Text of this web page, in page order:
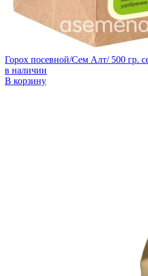
Горох посевной/Сем Алт/ 500 гр.
в наличии
В корзину